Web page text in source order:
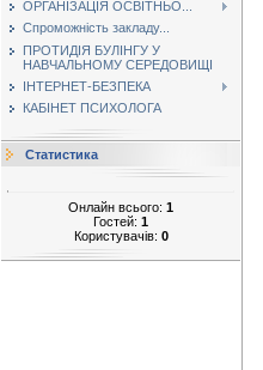
ОРГАНІЗАЦІЯ ОСВІТНЬО...
Спроможність закладу...
ПРОТИДІЯ БУЛІНГУ У
НАВЧАЛЬНОМУ СЕРЕДОВИЩІ
ІНТЕРНЕТ-БЕЗПЕКА
КАБІНЕТ ПСИХОЛОГА
Статистика
Онлайн всього: 1
Гостей: 1
Користувачів: 0